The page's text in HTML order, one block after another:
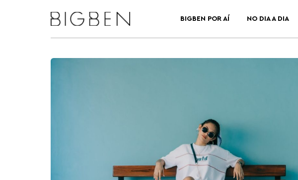
BIGBEN POR AÍ NO DIA A DIA